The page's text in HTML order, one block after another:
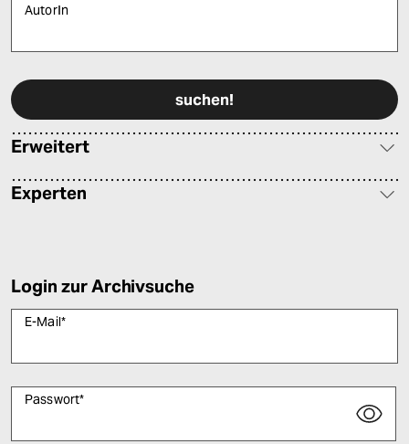
AutorIn
Erweitert
Experten
Login zur Archivsuche
E-Mail*
Passwort*